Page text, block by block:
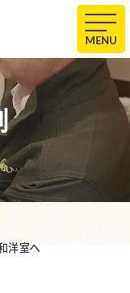
MENU
洋室へ